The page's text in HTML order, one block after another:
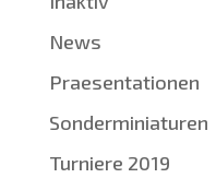
News
Praesentationen
Sonderminiaturen
Turniere 2019